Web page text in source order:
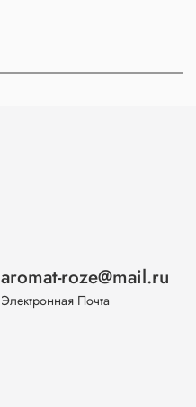
aromat-roze@mail.ru
Электронная Почта